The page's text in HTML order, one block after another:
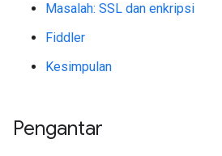
Masalah: SSL dan enkripsi
Fiddler
Kesimpulan
Pengantar